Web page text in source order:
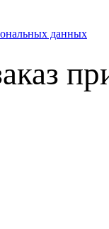
данных